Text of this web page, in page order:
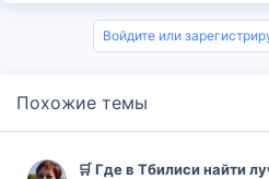
Войдите или
Похожие темы
🛒 Где в Тбилиси найти